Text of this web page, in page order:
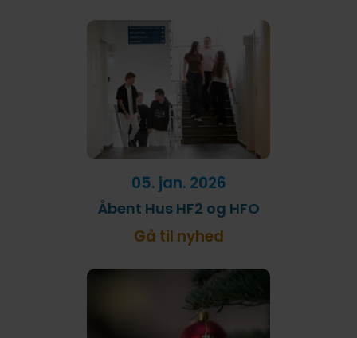
05. jan. 2026
Åbent Hus HF2 og HFO
Gå til nyhed